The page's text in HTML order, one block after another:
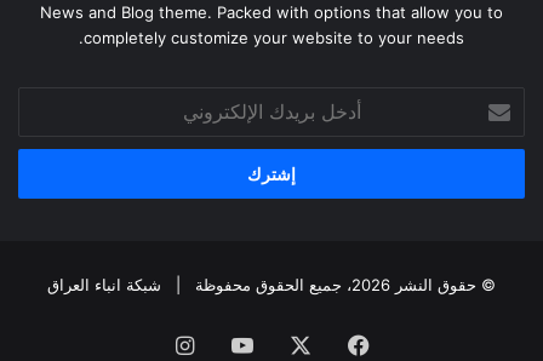
News and Blog theme. Packed with options that allow you to
completely customize your website to your needs.
بريدك
الإلكتروني
© حقوق النشر 2026، جميع الحقوق محفوظة | شبكة انباء العراق
فيسبوك ‫YouTubeانستقرام